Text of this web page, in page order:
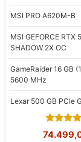
MSI PRO A620M-B
MSI GEFORCE RTX
SHADOW 2X OC
GameRaider 16 GB
5600 MHz
Lexar 500 GB PCIe
5.00
Orijinal